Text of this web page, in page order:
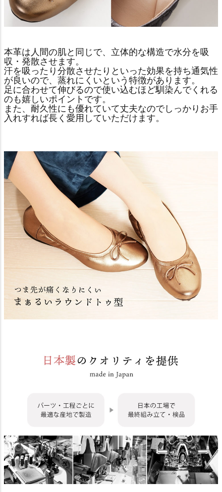
本革は人間の肌と同じで、立体的な構造で水分を吸
収・発散させます。
汗を吸ったり分散させたりといった効果を持ち通気性
が良いので、蒸れにくいという特徴があります。
足に合わせて伸びるので使い込むほど馴染んでくれる
のも嬉しいポイントです。
また、耐久性にも優れていて丈夫なのでしっかりお手
入れすれば長く愛用していただけます。